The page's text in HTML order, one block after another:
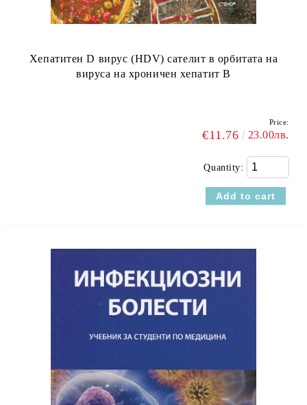
Хепатитен D вирус (HDV) сателит в орбитата на
вируса на хроничен хепатит В
Price:
€11.76 23.00лв.
Quantity: